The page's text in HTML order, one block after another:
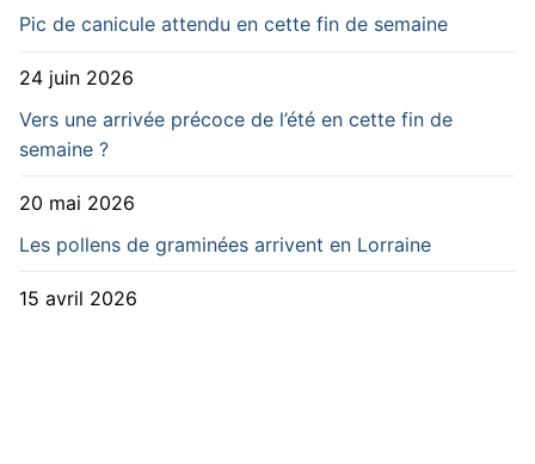
Pic de canicule attendu en cette fin de semaine
24 juin 2026
Vers une arrivée précoce de l’été en cette fin de
semaine ?
20 mai 2026
Les pollens de graminées arrivent en Lorraine
15 avril 2026